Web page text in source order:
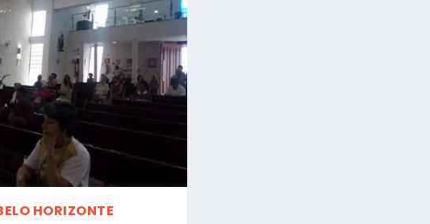
HORIZONTE